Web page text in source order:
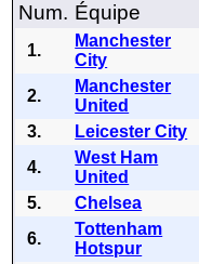
Num. Équipe
1.
Manchester
City
2.
Manchester
United
3.
Leicester City
4.
West Ham
United
5.
Chelsea
6.
Tottenham
Hotspur